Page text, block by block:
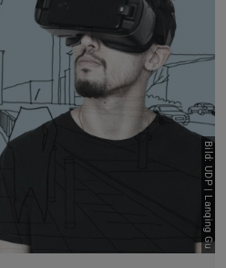
Bild: UDP | Lanqing Gu